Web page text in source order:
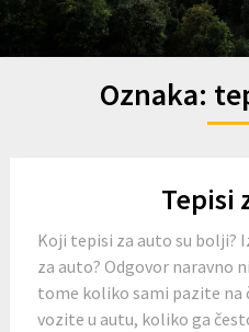
Oznaka:
Tepisi
Koji tepisi za auto su bolji?
za auto? Odgovor naravno
tome koliko sami pazite na
vozite u autu, koliko ga